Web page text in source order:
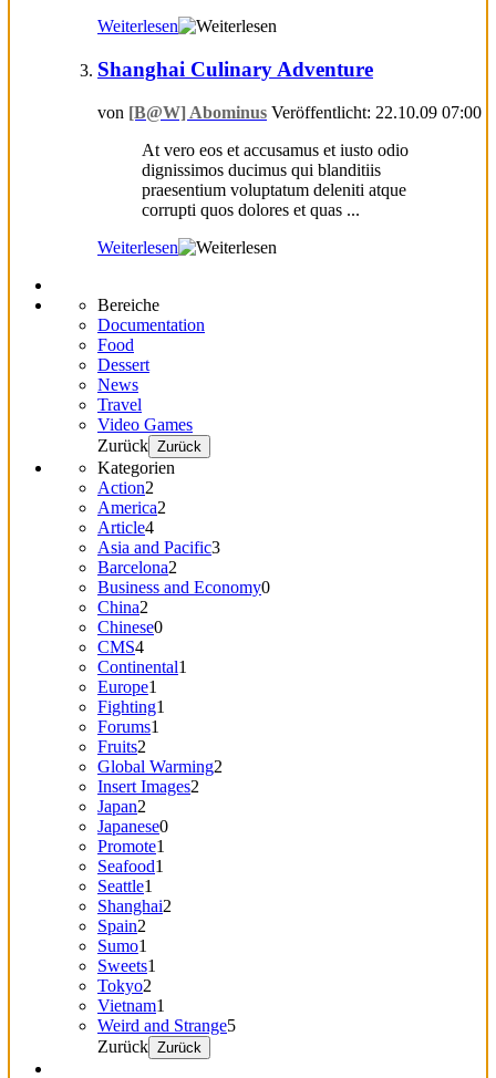
Weiterlesen
Shanghai Culinary Adventure
von [B@W] Abominus Veröffentlicht: 22.10.09 07:00
At vero eos et accusamus et iusto odio
dignissimos ducimus qui blanditiis
praesentium voluptatum deleniti atque
corrupti quos dolores et quas ...
Weiterlesen
Bereiche
Documentation
Food
Dessert
News
Travel
Video Games
Zurück Zurück
Kategorien
Action2
America2
Article4
Asia and Pacific3
Barcelona2
Business and Economy0
China2
Chinese0
CMS4
Continental1
Europe1
Fighting1
Forums1
Fruits2
Global Warming2
Insert Images2
Japan2
Japanese0
Promote1
Seafood1
Seattle1
Shanghai2
Spain2
Sumo1
Sweets1
Tokyo2
Vietnam1
Weird and Strange5
Zurück Zurück